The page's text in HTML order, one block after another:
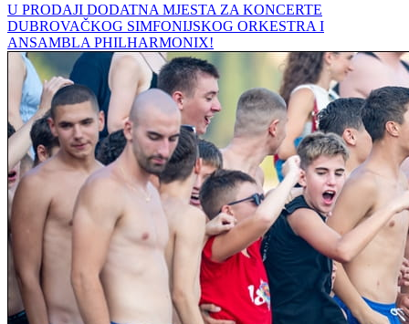
U PRODAJI DODATNA MJESTA ZA KONCERTE
DUBROVAČKOG SIMFONIJSKOG ORKESTRA I
ANSAMBLA PHILHARMONIX!